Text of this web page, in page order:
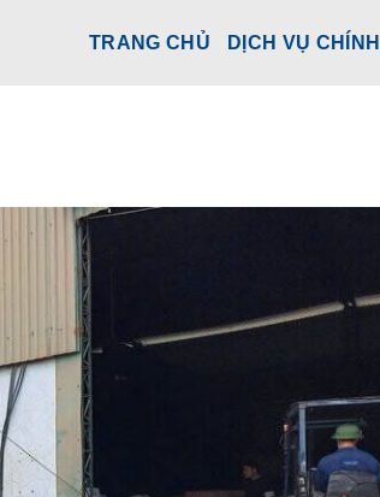
TRANG CHỦ DỊCH VỤ CHÍNH